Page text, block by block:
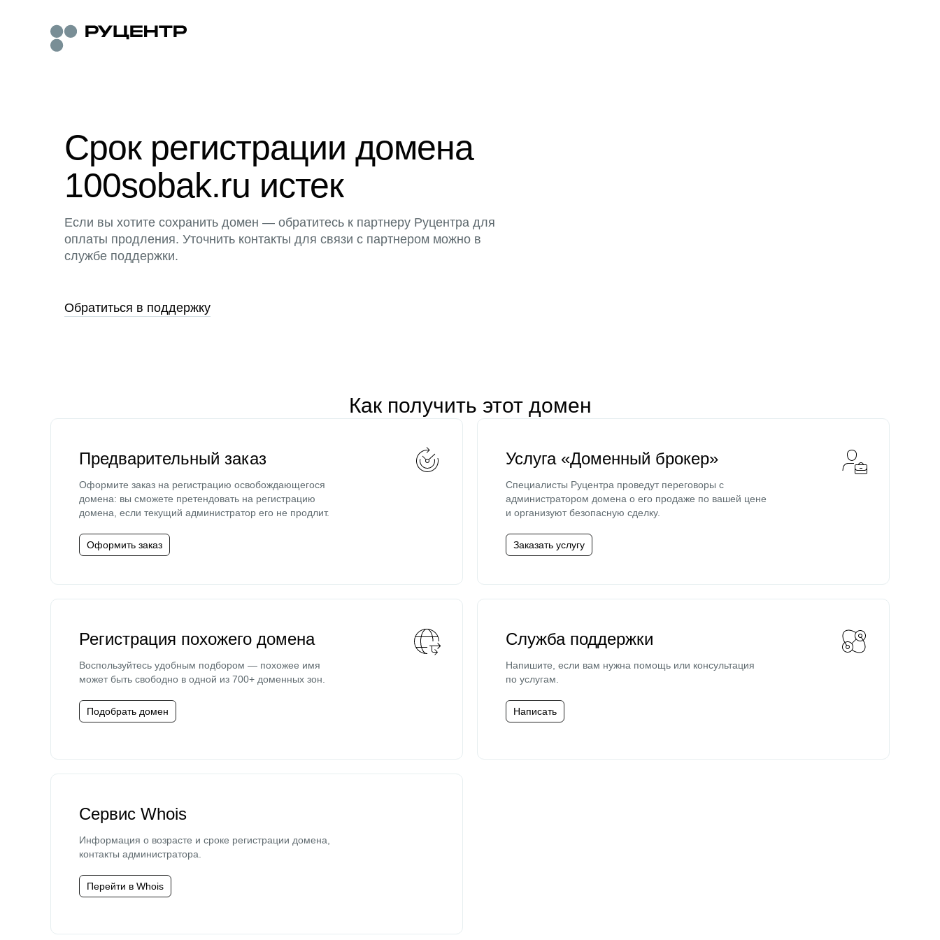
Срок регистрации домена
100sobak.ru истек
Если вы хотите сохранить домен — обратитесь к партнеру Руцентра для
оплаты продления. Уточнить контакты для связи с партнером можно в
службе поддержки.
Обратиться в поддержку
Как получить этот домен
Предварительный заказ
Оформите заказ на регистрацию освобождающегося
домена: вы сможете претендовать на регистрацию
домена, если текущий администратор его не продлит.
Оформить заказ
Услуга «Доменный брокер»
Специалисты Руцентра проведут переговоры с
администратором домена о его продаже по вашей цене
и организуют безопасную сделку.
Заказать услугу
Регистрация похожего домена
Воспользуйтесь удобным подбором — похожее имя
может быть свободно в одной из 700+ доменных зон.
Подобрать домен
Служба поддержки
Напишите, если вам нужна помощь или консультация
по услугам.
Написать
Сервис Whois
Информация о возрасте и сроке регистрации домена,
контакты администратора.
Перейти в Whois